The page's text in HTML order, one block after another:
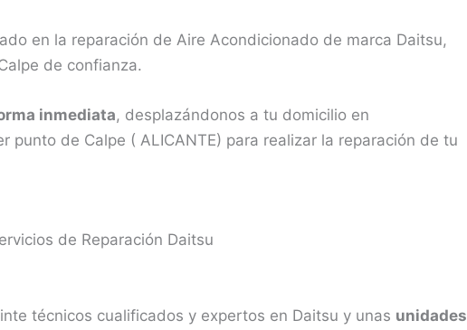
en la reparación de Aire Acondicionado de marca Daitsu,
de confianza.
inmediata, desplazándonos a tu domicilio en
punto de Calpe ( ALICANTE) para realizar la reparación de tu
de Reparación Daitsu
técnicos cualificados y expertos en Daitsu y unas unidades